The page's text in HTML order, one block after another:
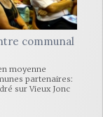
communal
moyenne
partenaires:
sur Vieux Jonc